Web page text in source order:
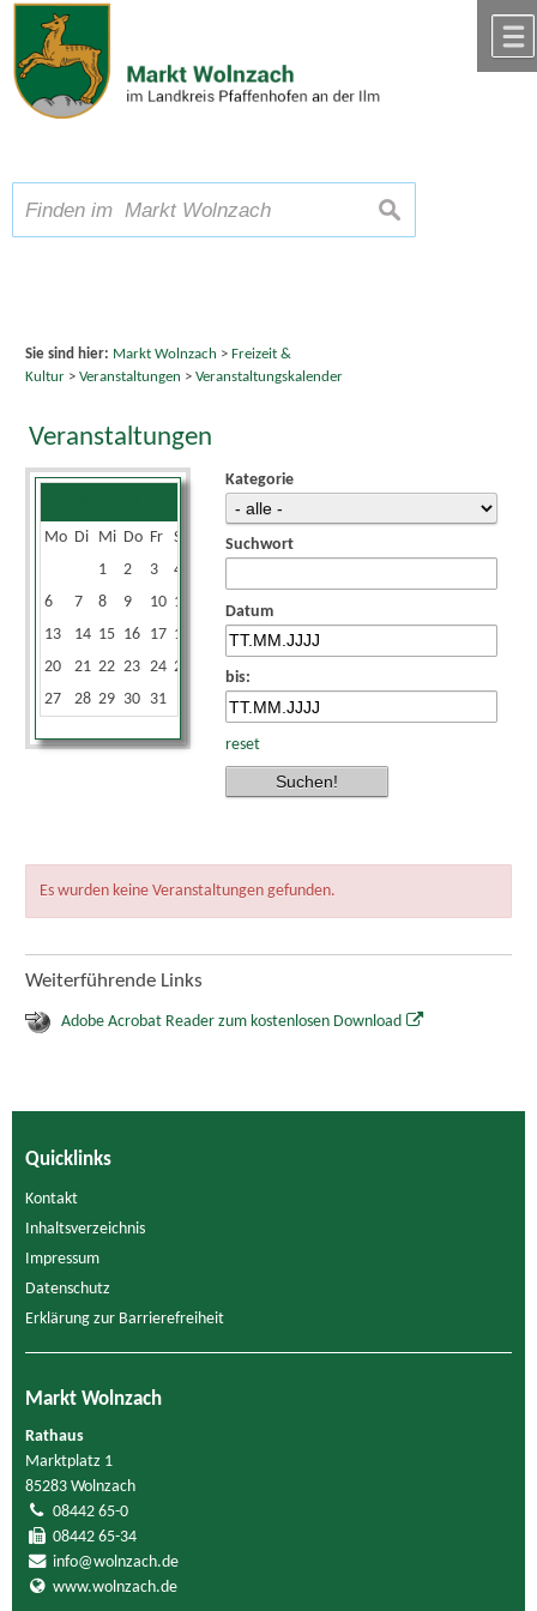
Zum Inhalt,zur Navigation
Schriftgröße A A A suchen
Sie sind hier: Markt Wolnzach > Freizeit &
Kultur> Veranstaltungen > Veranstaltungskalender
Veranstaltungen
Mo Di Mi Do Fr Sa
1
2 3 4
6
7 8 9 10 11
13
14 15 16 17 18
20
21 22 23 24 25
27
28 29 30 31
Kategorie
Suchwort
Datum
bis:
reset
Es wurden keine Veranstaltungen gefunden.
Weiterführende Links
Adobe Acrobat Reader zum kostenlosen Download
Quicklinks
Kontakt
Inhaltsverzeichnis
Impressum
Datenschutz
Erklärung zur Barrierefreiheit
Markt Wolnzach
Rathaus
Marktplatz 1
85283 Wolnzach
08442 65-0
08442 65-34
info@wolnzach.de
www.wolnzach.de